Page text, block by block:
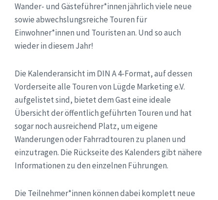
Wander- und Gästeführer*innen jährlich viele neue
sowie abwechslungsreiche Touren für
Einwohner*innen und Touristen an. Und so auch
wieder in diesem Jahr!
Die Kalenderansicht im DIN A 4-Format, auf dessen
Vorderseite alle Touren von Lügde Marketing e.V.
aufgelistet sind, bietet dem Gast eine ideale
Übersicht der öffentlich geführten Touren und hat
sogar noch ausreichend Platz, um eigene
Wanderungen oder Fahrradtouren zu planen und
einzutragen. Die Rückseite des Kalenders gibt nähere
Informationen zu den einzelnen Führungen.
Die Teilnehmer*innen können dabei komplett neue